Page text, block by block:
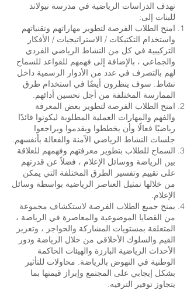
تهدف الدراسات الرياضية في مدرسة نيولاند
للبنات إلى:
امنح الطلاب الفرصة لتطوير مهاراتهم وتقنياتهم
واستخدام التكتيكات / الاستراتيجيات / الأفكار
التركيبية في كل من النشاط الرياضي الفردي
والجماعي ، بالإضافة إلى فهمهم للقواعد للسماح
لهم بالتصرف في عدد من الأدوار الرسمية داخل
نشاط. سوف ينظرون أيضًا في استخدام طرق
الممارسة المختلفة من أجل تحسين أدائهم.
امنح الطلاب الفرصة لتطوير بعض المعرفة
والفهم والمهارات العملية المطلوبة ليكونوا قائدًا
رياضيًا فعالًا وأن يخططوا ويقدموا ويراجعوا
جلسات النشاط الرياضي الآمنة والفعالة بأنفسهم.
السماح للطلاب بتطوير معرفتهم وفهمهم للعلاقة
بين الرياضة ووسائل الإعلام ، فضلاً عن قدرتهم
على تقييم وتفسير الطرق المختلفة التي يمكن
من خلالها تمثيل العناصر الرياضية بواسطة وسائل
الإعلام.
يمنح جميع الطلاب الفرصة لاستكشاف مجموعة
من القضايا الموضوعية والمعاصرة في الرياضة ،
المتعلقة بمستويات المشاركة والحواجز ، وتعزيز
القيم والسلوك الأخلاقي من خلال الرياضة ودور
الأحداث الرياضية البارزة والهيئات الحاكمة
الوطنية في النهوض بالرياضة. محاولات للتأثير
بشكل إيجابي على المجتمع وإبراز قيمتها بما
يتجاوز توفير الترفيه.